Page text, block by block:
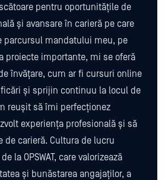
pentru oportunitățile de
și avansare în carieră pe care
parcursul mandatului meu, pe
proiecte importante, mi se oferă
învățare, cum ar fi cursuri online
și sprijin continuu la locul de
reușit să îmi perfecționez
experiența profesională și să
carieră. Cultura de lucru
la OPSWAT, care valorizează
și bunăstarea angajaților, a